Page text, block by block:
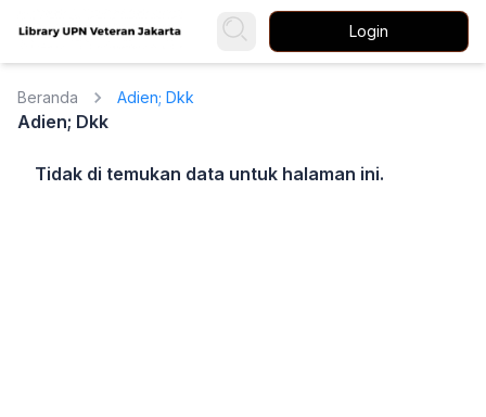
Login
Beranda Adien; Dkk
Adien; Dkk
Tidak di temukan data untuk halaman ini.